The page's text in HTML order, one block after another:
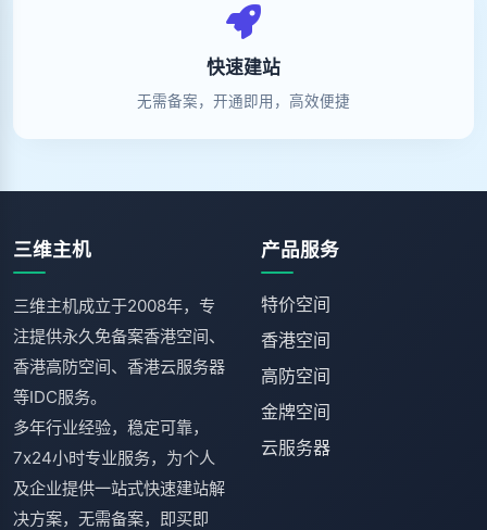
快速建站
无需备案，开通即用，高效便捷
三维主机
三维主机成立于2008年，专
注提供永久免备案香港空间、
香港高防空间、香港云服务器
等IDC服务。
多年行业经验，稳定可靠，
7x24小时专业服务，为个人
及企业提供一站式快速建站解
决方案，无需备案，即买即
产品服务
特价空间
香港空间
高防空间
金牌空间
云服务器